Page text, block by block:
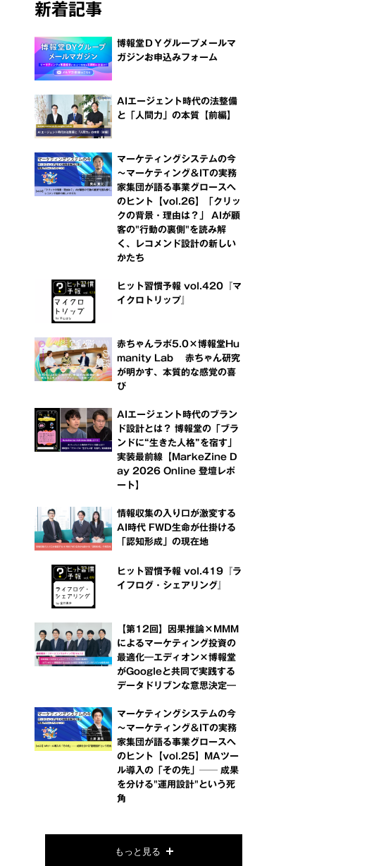
新着記事
博報堂ＤＹグループメールマ
ガジンお申込みフォーム
AIエージェント時代の法整備
と「人間力」の本質【前編】
マーケティングシステムの今
～マーケティング＆ITの実務
家集団が語る事業グロースへ
のヒント【vol.26】「クリッ
クの背景・理由は？」 AIが顧
客の"行動の裏側"を読み解
く、レコメンド設計の新しい
かたち
ヒット習慣予報 vol.420『マ
イクロトリップ』
赤ちゃんラボ5.0×博報堂Hu
manity Lab 赤ちゃん研究
が明かす、本質的な感覚の喜
び
AIエージェント時代のブラン
ド設計とは？ 博報堂の「ブラ
ンドに“生きた人格”を宿す」
実装最前線【MarkeZine D
ay 2026 Online 登壇レポ
ート】
情報収集の入り口が激変する
AI時代 FWD生命が仕掛ける
「認知形成」の現在地
ヒット習慣予報 vol.419『ラ
イフログ・シェアリング』
【第12回】因果推論×MMM
によるマーケティング投資の
最適化―エディオン×博報堂
がGoogleと共同で実践する
データドリブンな意思決定―
マーケティングシステムの今
～マーケティング＆ITの実務
家集団が語る事業グロースへ
のヒント【vol.25】MAツー
ル導入の「その先」── 成果
を分ける"運用設計"という死
角
もっと見る